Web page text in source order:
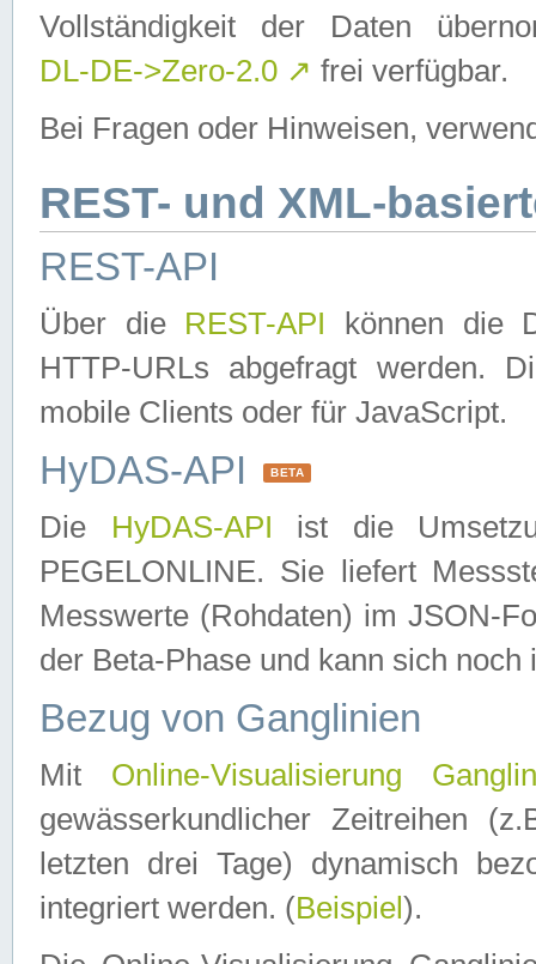
Vollständigkeit der Daten
DL-DE->Zero-2.0 ↗ frei verfügbar.
Bei Fragen oder Hinweisen,
REST- und XML-
REST-API
Über die REST-API können die
HTTP-URLs abgefragt werden.
mobile Clients oder für JavaScript.
HyDAS-API BETA
Die HyDAS-API ist die
PEGELONLINE. Sie liefert
Messwerte (Rohdaten) im JSON-
der Beta-Phase und kann sich noch
Bezug von Ganglinien
Mit Online-Visualisierung
gewässerkundlicher Zeitreihen
letzten drei Tage) dynamisch
integriert werden. (Beispiel ).